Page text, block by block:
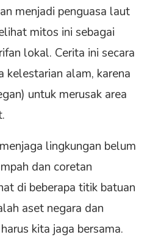
menjadi penguasa laut
mitos ini sebagai
lokal. Cerita ini secara
kelestarian alam, karena
untuk merusak area
lingkungan belum
dan coretan
di beberapa titik batuan
aset negara dan
kita jaga bersama.